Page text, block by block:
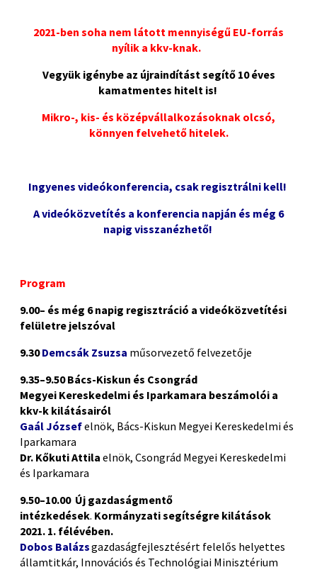
2021-ben soha nem látott mennyiségű EU-forrás
nyílik a kkv-knak.
Vegyük igénybe az újraindítástsegítő 10 éves
kamatmentes hitelt is!
Mikro-, kis- és középvállalkozásoknak olcsó,
könnyen felvehető hitelek.
Ingyenes videókonferencia, csak regisztrálni kell!
A videóközvetítés a konferencia napján és még 6
napig visszanézhető!
Program
9.00– és még 6 napig regisztráció a videóközvetítési
felületre jelszóval
9.30Demcsák Zsuzsa műsorvezető felvezetője
9.35–9.50 Bács-Kiskun és Csongrád
Megyei Kereskedelmi és Iparkamara beszámolói a
kkv-k kilátásairól
Gaál Józsefelnök, Bács-Kiskun Megyei Kereskedelmi és
Iparkamara
Dr. Kőkuti Attila elnök, Csongrád Megyei Kereskedelmi
és Iparkamara
9.50–10.00 Új gazdaságmentő
intézkedések. Kormányzati segítségre kilátások
2021. 1. félévében.
Dobos Balázsgazdaságfejlesztésért felelős helyettes
államtitkár, Innovációs és Technológiai Minisztérium